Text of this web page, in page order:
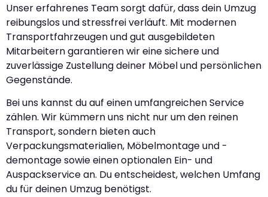
Unser erfahrenes Team sorgt dafür, dass dein Umzug
reibungslos und stressfrei verläuft. Mit modernen
Transportfahrzeugen und gut ausgebildeten
Mitarbeitern garantieren wir eine sichere und
zuverlässige Zustellung deiner Möbel und persönlichen
Gegenstände.
Bei uns kannst du auf einen umfangreichen Service
zählen. Wir kümmern uns nicht nur um den reinen
Transport, sondern bieten auch
Verpackungsmaterialien, Möbelmontage und -
demontage sowie einen optionalen Ein- und
Auspackservice an. Du entscheidest, welchen Umfang
du für deinen Umzug benötigst.